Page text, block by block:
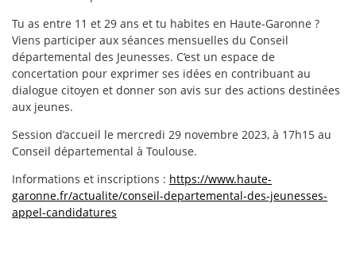
Tu as entre 11 et 29 ans et tu habites en Haute-Garonne ?
Viens participer aux séances mensuelles du Conseil
départemental des Jeunesses. C’est un espace de
concertation pour exprimer ses idées en contribuant au
dialogue citoyen et donner son avis sur des actions destinées
aux jeunes.
Session d’accueil le mercredi 29 novembre 2023, à 17h15 au
Conseil départemental à Toulouse.
Informations et inscriptions : https://www.haute-
garonne.fr/actualite/conseil-departemental-des-jeunesses-
appel-candidatures